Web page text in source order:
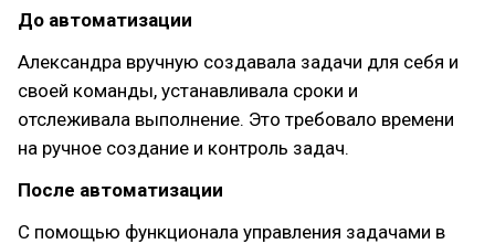
До автоматизации
Александра вручную создавала задачи для себя и
своей команды, устанавливала сроки и
отслеживала выполнение. Это требовало времени
на ручное создание и контроль задач.
После автоматизации
С помощью функционала управления задачами в